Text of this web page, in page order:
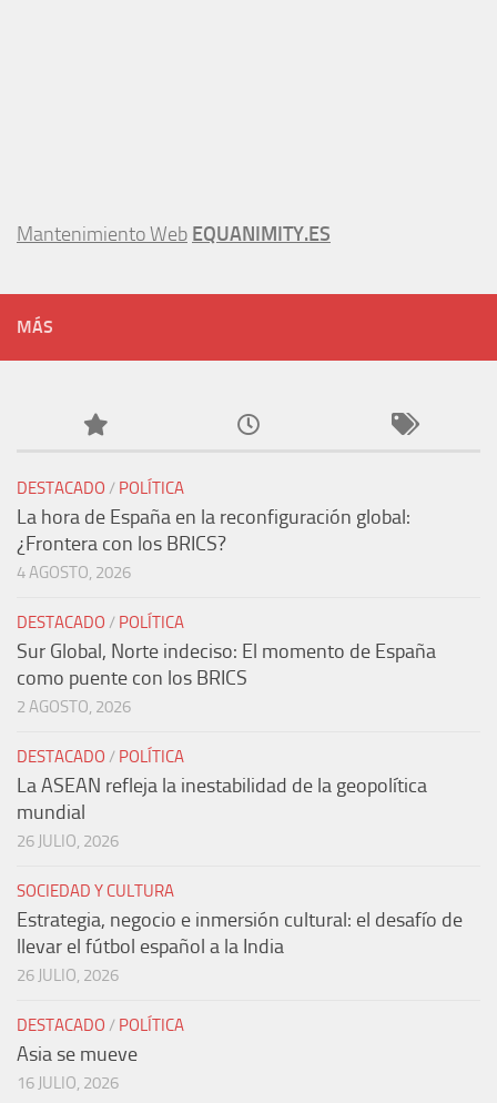
Mantenimiento Web EQUANIMITY.ES
MÁS
DESTACADO / POLÍTICA
La hora de España en la reconfiguración global:
¿Frontera con los BRICS?
4 AGOSTO, 2026
DESTACADO / POLÍTICA
Sur Global, Norte indeciso: El momento de España
como puente con los BRICS
2 AGOSTO, 2026
DESTACADO / POLÍTICA
La ASEAN refleja la inestabilidad de la geopolítica
mundial
26 JULIO, 2026
SOCIEDAD Y CULTURA
Estrategia, negocio e inmersión cultural: el desafío de
llevar el fútbol español a la India
26 JULIO, 2026
DESTACADO / POLÍTICA
Asia se mueve
16 JULIO, 2026